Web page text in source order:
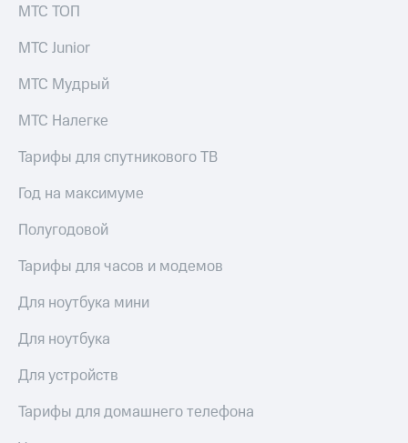
Порядок
акций
Рынок
облигаций
Еврооблигации-2023
Уведомление
погашении
именных
облигаций
Реквизиты
развитие
На главную
МТС ТОП
МТС Junior
МТС Мудрый
МТС Налегке
Тарифы для спутникового ТВ
Год на максимуме
Полугодовой
Тарифы для часов и модемов
Для ноутбука мини
Для ноутбука
Для устройств
Тарифы для домашнего телефона